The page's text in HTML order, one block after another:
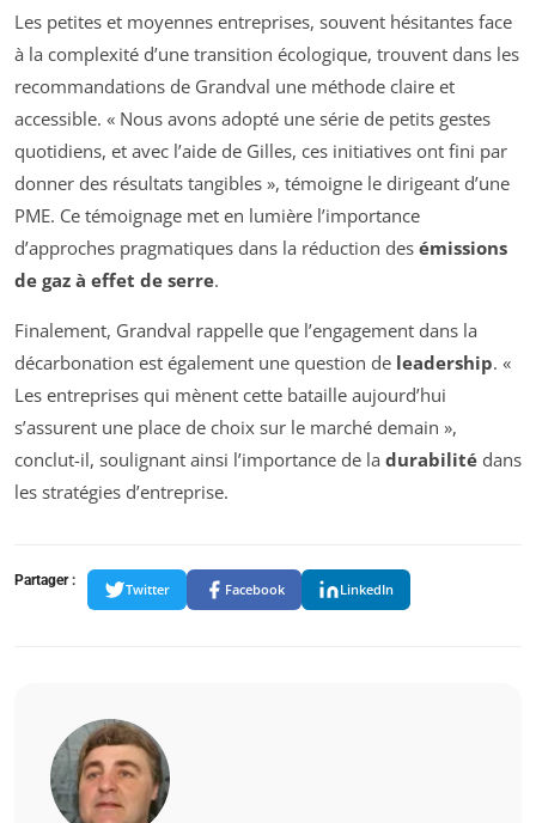
Les petites et moyennes entreprises, souvent hésitantes face
à la complexité d’une transition écologique, trouvent dans les
recommandations de Grandval une méthode claire et
accessible. « Nous avons adopté une série de petits gestes
quotidiens, et avec l’aide de Gilles, ces initiatives ont fini par
donner des résultats tangibles », témoigne le dirigeant d’une
PME. Ce témoignage met en lumière l’importance
d’approches pragmatiques dans la réduction des émissions
de gaz à effet de serre.
Finalement, Grandval rappelle que l’engagement dans la
décarbonation est également une question de leadership. «
Les entreprises qui mènent cette bataille aujourd’hui
s’assurent une place de choix sur le marché demain »,
conclut-il, soulignant ainsi l’importance de la durabilité dans
les stratégies d’entreprise.
Partager :
Twitter Facebook LinkedIn